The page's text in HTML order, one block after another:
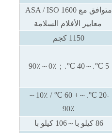
متوافق مع ASA / ISO 1600
معايير الأفلام السلامة
1150 كجم
5 ℃.
～
40 ℃.
； 0٪～ 90٪
-20 ℃.
～+ 60 ℃ / 10٪
～
90٪
86 كيلو با ～106 كيلو با